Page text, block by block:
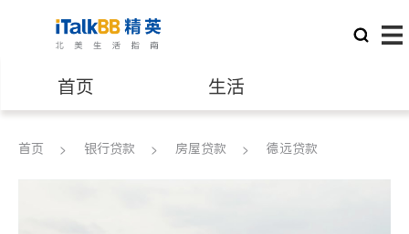
首页 生活
医生 律师
首页 银行贷款 房屋贷款 德远贷款